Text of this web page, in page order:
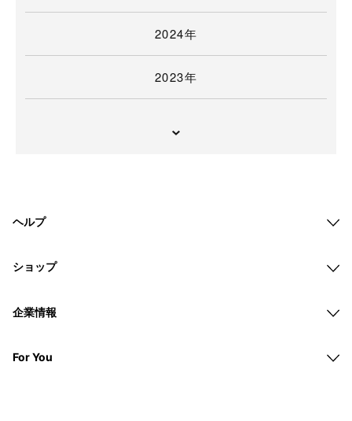
2024年
2023年
ヘルプ
ショップ
企業情報
For You